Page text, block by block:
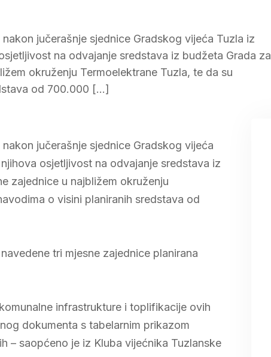
jučerašnje sjednice Gradskog vijeća Tuzla iz
na odvajanje sredstava iz budžeta Grada za
okruženju Termoelektrane Tuzla, te da su
od 700.000 […]
jučerašnje sjednice Gradskog vijeća
osjetljivost na odvajanje sredstava iz
zajednice u najbližem okruženju
o visini planiranih sredstava od
tri mjesne zajednice planirana
infrastrukture i toplifikacije ovih
dokumenta s tabelarnim prikazom
– saopćeno je iz Kluba vijećnika Tuzlanske